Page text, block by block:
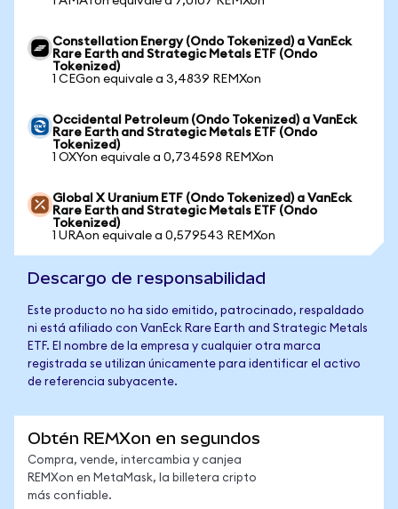
Constellation Energy (Ondo Tokenized) a VanEck
Rare Earth and Strategic Metals ETF (Ondo
Tokenized)
1 CEGon equivale a 3,4839 REMXon
Occidental Petroleum (Ondo Tokenized) a VanEck
Rare Earth and Strategic Metals ETF (Ondo
Tokenized)
1 OXYon equivale a 0,734598 REMXon
Global X Uranium ETF (Ondo Tokenized) a VanEck
Rare Earth and Strategic Metals ETF (Ondo
Tokenized)
1 URAon equivale a 0,579543 REMXon
Descargo de responsabilidad
Este producto no ha sido emitido, patrocinado, respaldado
ni está afiliado con VanEck Rare Earth and Strategic Metals
ETF. El nombre de la empresa y cualquier otra marca
registrada se utilizan únicamente para identificar el activo
de referencia subyacente.
Obtén REMXon en segundos
Compra, vende, intercambia y canjea
REMXon en MetaMask, la billetera cripto
más confiable.